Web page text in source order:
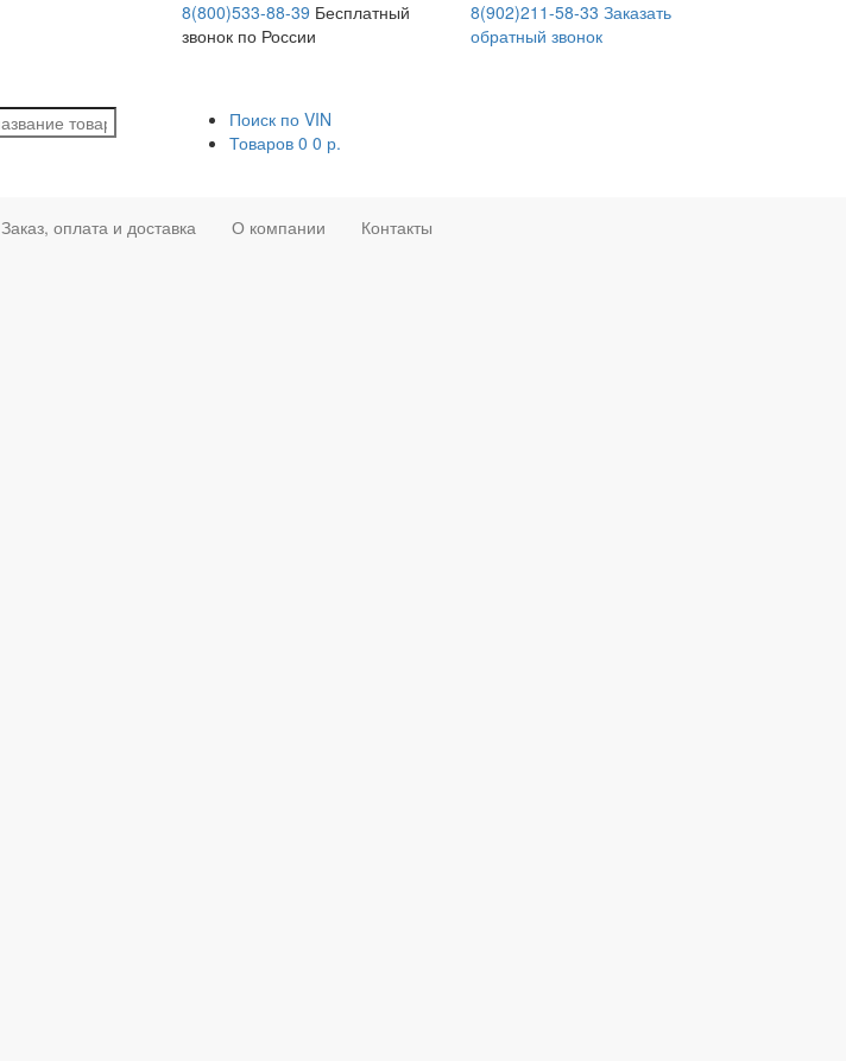
8(800)533-88-39 Бесплатный
звонок по России
8(902)211-58-33 Заказать
обратный звонок
Поиск по VIN
Товаров 0 0 р.
Заказ, оплата и доставка О компании Контакты